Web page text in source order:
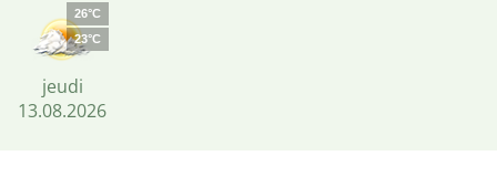
26°C
23°C
jeudi
13.08.2026